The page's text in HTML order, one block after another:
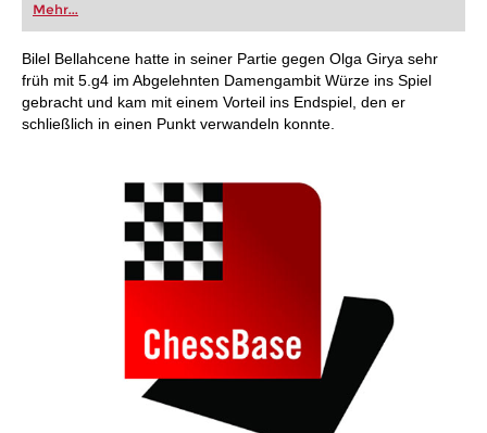
Mehr...
Bilel Bellahcene hatte in seiner Partie gegen Olga Girya sehr
früh mit 5.g4 im Abgelehnten Damengambit Würze ins Spiel
gebracht und kam mit einem Vorteil ins Endspiel, den er
schließlich in einen Punkt verwandeln konnte.